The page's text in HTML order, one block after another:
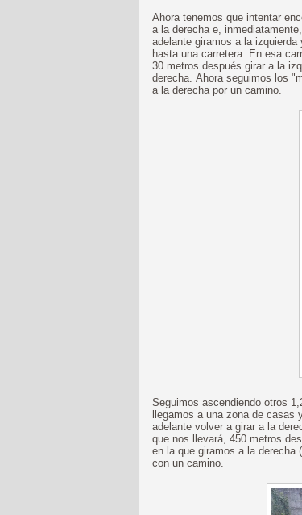
Ahora tenemos que intentar
a la derecha e,
adelante giramos a la
hasta una carretera. En esa
30 metros después girar a la
derecha. Ahora seguimos los
a la derecha por un camino.
Seguimos ascendiendo otros
llegamos a una zona de
adelante volver a girar a la
que nos llevará, 450 metros
en la que giramos a la derecha
con un camino.